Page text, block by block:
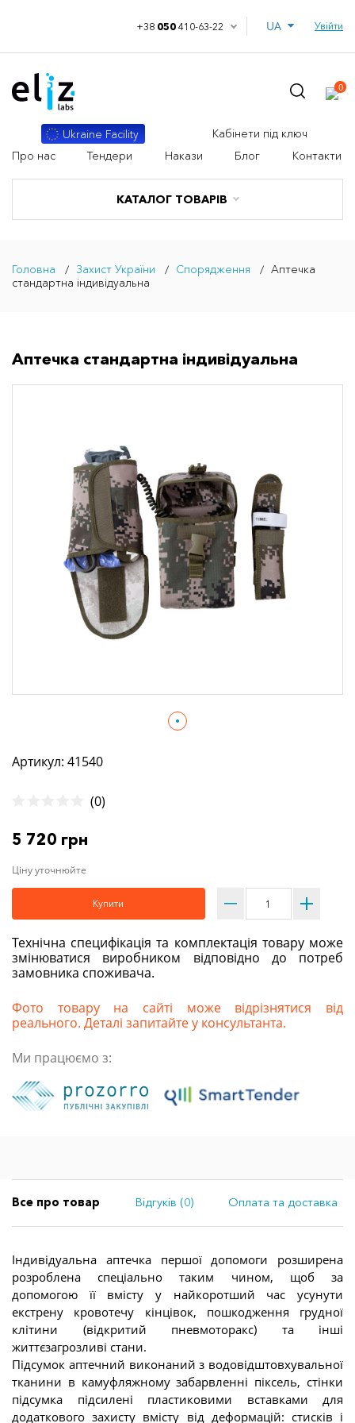
+38 050410-63-22 Увійти
КАТАЛОГ ТОВАРІВ
Ukraine Facility
Кабінети під ключ
Про нас
Тендери Накази Блог Контакти
0
Головна Захист України Спорядження
Аптечка
стандартна індивідуальна
Аптечка стандартна індивідуальна
Артикул: 41540
(0)
5 720 грн
Ціну уточнюйте
Купити
Технічна специфікація та комплектація товару може
змінюватися виробником відповідно до потреб
замовника споживача.
Фото товару на сайті може відрізнятися від
реального. Деталі запитайте у консультанта.
Ми працюємо з:
Все про товар Відгуків (0) Оплата та доставка
Індивідуальна аптечка першої допомоги розширена
розроблена спеціально таким чином, щоб за
допомогою її вмісту у найкоротший час усунути
екстрену кровотечу кінцівок, пошкодження грудної
клітини (відкритий пневмоторакс) та інші
життєзагрозливі стани.
Підсумок аптечний виконаний з водовідштовхувальної
тканини в камуфляжному забарвленні піксель, стінки
підсумка підсилені пластиковими вставками для
додаткового захисту вмісту від деформацій: стисків і